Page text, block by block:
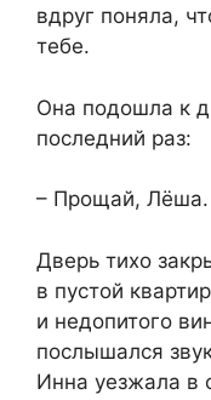
вдруг поняла,
тебе.
Она подошла к
последний раз:
– Прощай, Лёша.
Дверь тихо
в пустой
и недопитого
послышался
Инна уезжала в